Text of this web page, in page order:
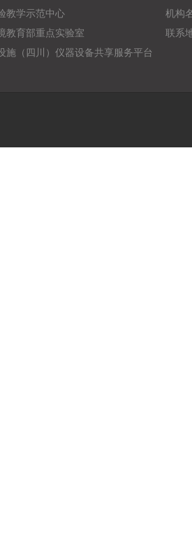
教学示范中心
教育部重点实验室
施（四川）仪器设备共享服务平台
机构
联系